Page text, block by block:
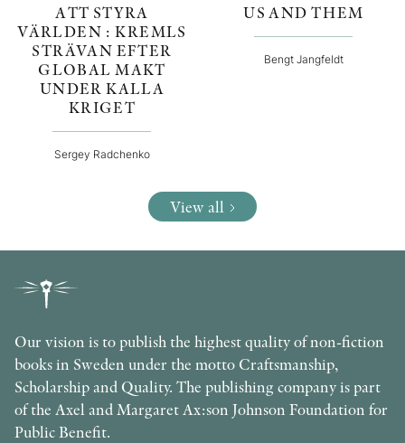
ATT STYRA
VÄRLDEN : KREMLS
STRÄVAN EFTER
GLOBAL MAKT
UNDER KALLA
KRIGET
Sergey Radchenko
US AND THEM
Bengt Jangfeldt
View all
Our vision is to publish the highest quality of non-fiction
books in Sweden under the motto Craftsmanship,
Scholarship and Quality. The publishing company is part
of the Axel and Margaret Ax:son Johnson Foundation for
Public Benefit.